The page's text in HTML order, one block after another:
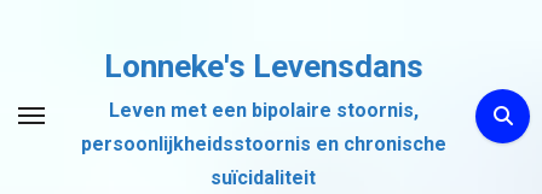
inhoud
Lonneke's Levensdans
Leven met een bipolaire stoornis,
persoonlijkheidsstoornis en chronische
suïcidaliteit